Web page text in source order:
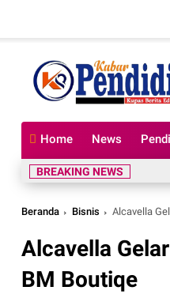
Home News
BREAKING NEWS
Beranda Bisnis Alcavella
Alcavella
BM Boutiqe